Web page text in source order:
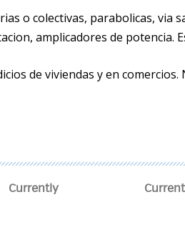
o colectivas, parabolicas, via
amplificadores de potencia.
de viviendas y en
Currently